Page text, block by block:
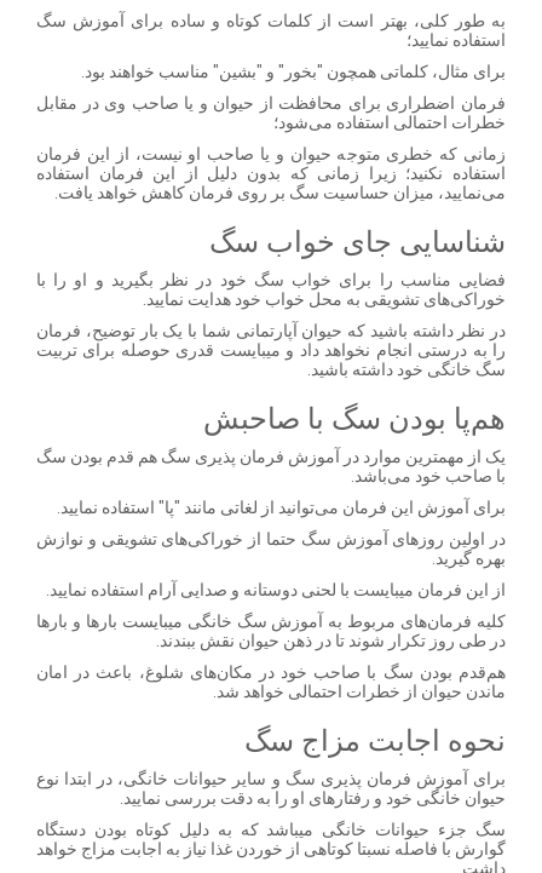
به طور کلی، بهتر است از کلمات کوتاه و ساده برای آموزش سگ
استفاده نمایید؛
برای مثال، کلماتی همچون "بخور" و "بشین" مناسب خواهند بود.
فرمان اضطراری برای محافظت از حیوان و یا صاحب وی در مقابل
خطرات احتمالی استفاده می‌شود؛
زمانی که خطری متوجه حیوان و یا صاحب او نیست، از این فرمان
استفاده نکنید؛ زیرا زمانی که بدون دلیل از این فرمان استفاده
می‌نمایید، میزان حساسیت سگ بر روی فرمان کاهش خواهد یافت.
شناسایی جای خواب سگ
فضایی مناسب را برای خواب سگ خود در نظر بگیرید و او را با
خوراکی‌های تشویقی به محل خواب خود هدایت نمایید.
در نظر داشته باشید که حیوان آپارتمانی شما با یک بار توضیح، فرمان
را به درستی انجام نخواهد داد و میبایست قدری حوصله برای تربیت
سگ خانگی خود داشته باشید.
هم‌پا بودن سگ با صاحبش
یک از مهمترین موارد در آموزش فرمان پذیری سگ هم قدم بودن سگ
با صاحب خود می‌باشد.
برای آموزش این فرمان می‌توانید از لغاتی مانند "پا" استفاده نمایید.
در اولین روزهای آموزش سگ حتما از خوراکی‌های تشویقی و نوازش
بهره گیرید.
از این فرمان میبایست با لحنی دوستانه و صدایی آرام استفاده نمایید.
کلیه فرمان‌های مربوط به آموزش سگ خانگی میبایست بارها و بارها
در طی روز تکرار شوند تا در ذهن حیوان نقش ببندند.
هم‌قدم بودن سگ با صاحب خود در مکان‌های شلوغ، باعث در امان
ماندن حیوان از خطرات احتمالی خواهد شد.
نحوه اجابت مزاج سگ
برای آموزش فرمان پذیری سگ و سایر حیوانات خانگی، در ابتدا نوع
حیوان خانگی خود و رفتارهای او را به دقت بررسی نمایید.
سگ جزء حیوانات خانگی میباشد که به دلیل کوتاه بودن دستگاه
گوارش با فاصله نسبتا کوتاهی از خوردن غذا نیاز به اجابت مزاج خواهد
داشت.